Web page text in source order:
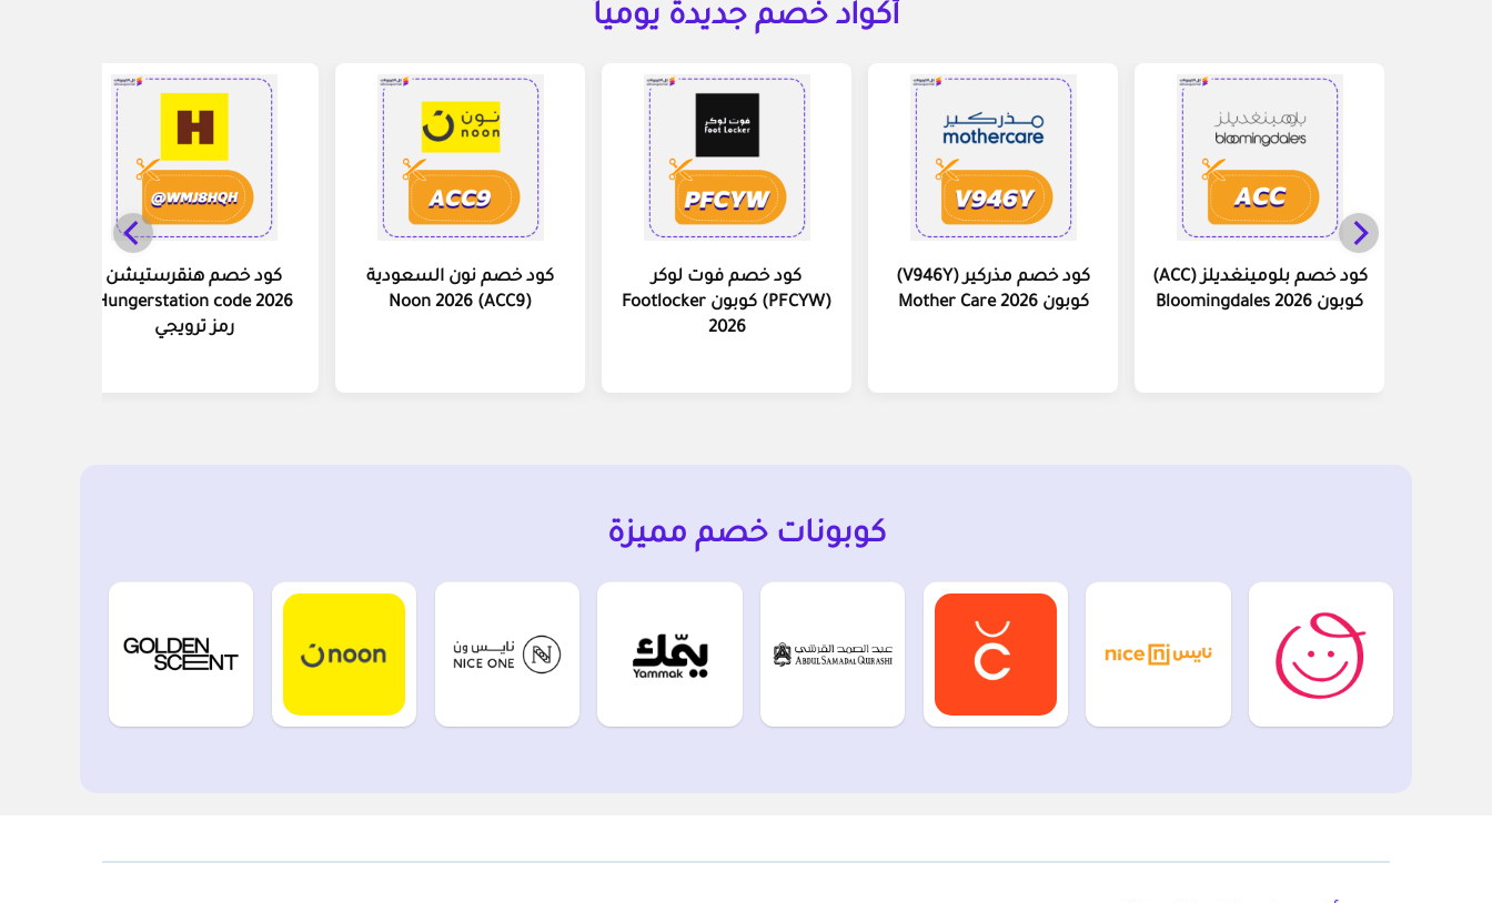
أكواد خصم جديدة يومياً
كود خصم بلومينغديلز (ACC)
كوبون Bloomingdales 2026
كود خصم مذركير (V946Y)
كوبون Mother Care 2026
كود خصم فوت لوكر
(PFCYW) كوبون Footlocker
2026
كود خصم نون السعودية
(ACC9) Noon 2026
كود خصم هنقرستيشن
Hungerstation code 2026
رمز ترويجي
كوبونات خصم مميزة